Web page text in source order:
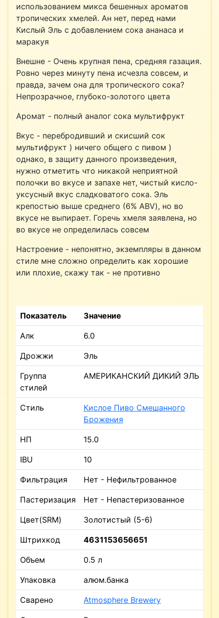
использованием микса бешенных ароматов
тропических хмелей. Ан нет, перед нами
Кислый Эль с добавлением сока ананаса и
маракуя
Внешне - Очень крупная пена, средняя газация.
Ровно через минуту пена исчезла совсем, и
правда, зачем она для тропического сока?
Непрозрачное, глубоко-золотого цвета
Аромат - полный аналог сока мультифрукт
Вкус - перебродивший и скисший сок
мультифрукт ) ничего общего с пивом )
однако, в защиту данного произведения,
нужно отметить что никакой неприятной
полочки во вкусе и запахе нет, чистый кисло-
уксусный вкус сладковатого сока. Эль
крепостью выше среднего (6% ABV), но во
вкусе не выпирает. Горечь хмеля заявлена, но
во вкусе не определилась совсем
Настроение - непонятно, экземпляры в данном
стиле мне сложно определить как хорошие
или плохие, скажу так - не противно
Показатель Значение
Алк 6.0
Дрожжи Эль
Группа
стилей
АМЕРИКАНСКИЙ ДИКИЙ ЭЛЬ
Стиль
Кислое Пиво Смешанного
Брожения
НП 15.0
IBU 10
Фильтрация Нет - Нефильтрованное
Пастеризация Нет - Непастеризованное
Цвет(SRM) Золотистый (5-6)
Штрихкод 4631153656651
Объем 0.5 л
Упаковка алюм.банка
Сварено Atmosphere Brewery